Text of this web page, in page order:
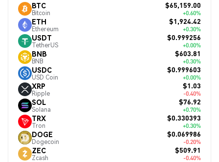
BTC
Bitcoin
$65,159.00
+0.60%
ETH
Ethereum
$1,924.42
+0.30%
USDT
TetherUS
$0.999256
+0.00%
BNB
BNB
$603.81
+0.30%
USDC
USD Coin
$0.999603
+0.00%
XRP
Ripple
$1.03
-0.40%
SOL
Solana
$76.92
+0.70%
TRX
Tron
$0.330393
+0.30%
DOGE
Dogecoin
$0.069986
-0.20%
ZEC
Zcash
$509.91
-0.40%